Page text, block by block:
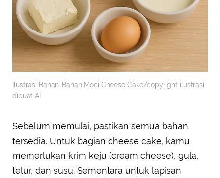
Ilustrasi Bahan-Bahan Moci Cheese Cake/copyright ilustrasi
dibuat AI
Sebelum memulai, pastikan semua bahan
tersedia. Untuk bagian cheese cake, kamu
memerlukan krim keju (cream cheese), gula,
telur, dan susu. Sementara untuk lapisan